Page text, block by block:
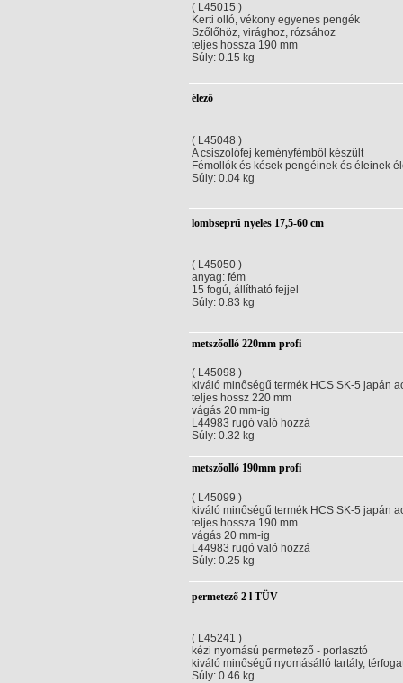
( L45015 )
Kerti olló, vékony egyenes pengék
Szőlőhöz, virághoz, rózsához
teljes hossza 190 mm
Súly: 0.15 kg
élező
( L45048 )
A csiszolófej keményfémből készült
Fémollók és kések pengéinek és éleinek
Súly: 0.04 kg
lombseprű nyeles 17,5-60 cm
( L45050 )
anyag: fém
15 fogú, állítható fejjel
Súly: 0.83 kg
metszőolló 220mm profi
( L45098 )
kiváló minőségű termék HCS SK-5 japán
teljes hossz 220 mm
vágás 20 mm-ig
L44983 rugó való hozzá
Súly: 0.32 kg
metszőolló 190mm profi
( L45099 )
kiváló minőségű termék HCS SK-5 japán
teljes hossza 190 mm
vágás 20 mm-ig
L44983 rugó való hozzá
Súly: 0.25 kg
permetező 2 l TÜV
( L45241 )
kézi nyomású permetező - porlasztó
kiváló minőségű nyomásálló tartály,
Súly: 0.46 kg